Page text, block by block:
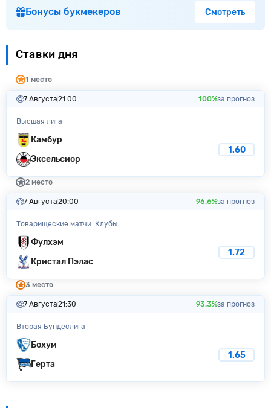
Бонусы букмекеров Смотреть
Ставки дня
1 место
7 Августа21:00 100%за прогноз
Высшая лига
Камбур
Эксельсиор
1.60
2 место
7 Августа20:00 96.6%за прогноз
Товарищеские матчи. Клубы
Фулхэм
Кристал Пэлас
1.72
3 место
7 Августа21:30 93.3%за прогноз
Вторая Бундеслига
Бохум
Герта
1.65